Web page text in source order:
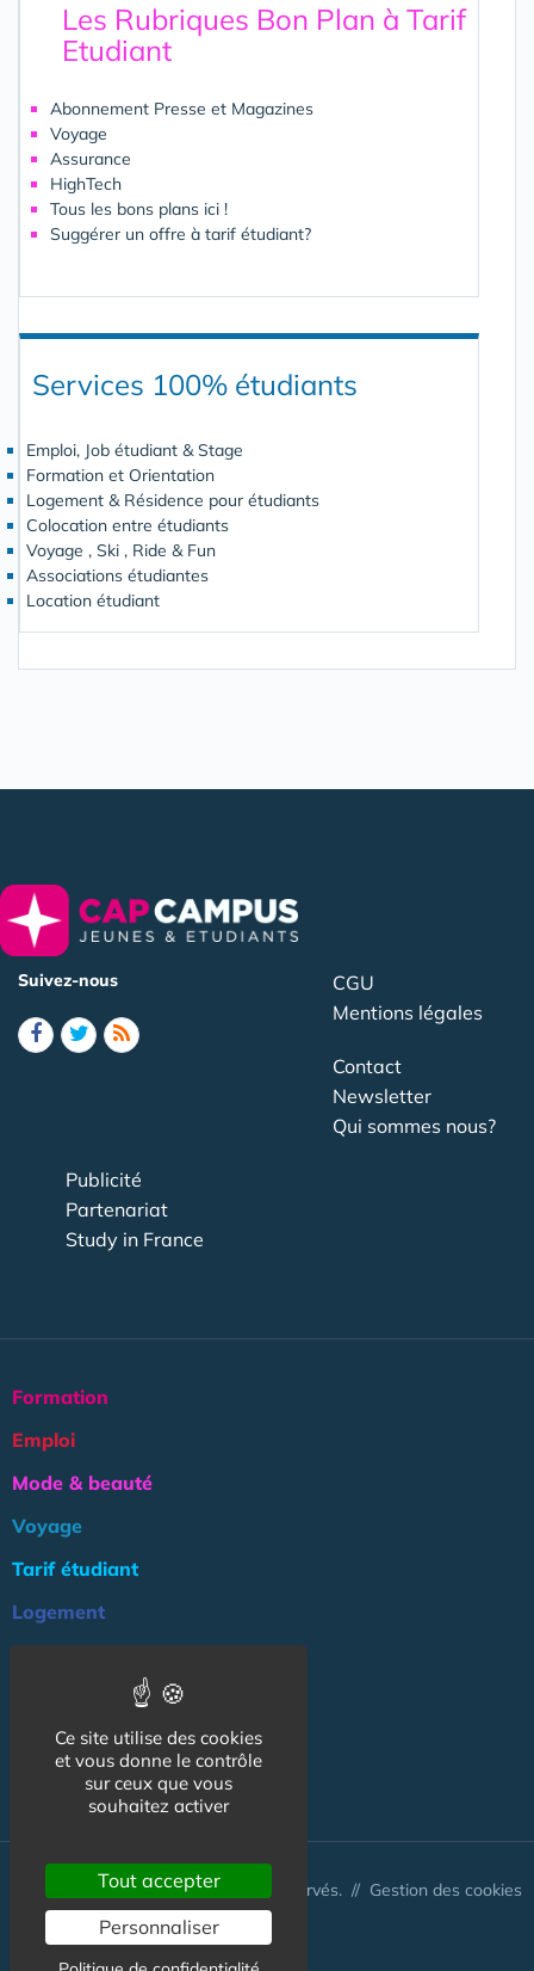
Les Rubriques Bon Plan à Tarif
Etudiant
Abonnement Presse et Magazines
Voyage
Assurance
HighTech
Tous les bons plans ici !
Suggérer un offre à tarif étudiant?
Services 100% étudiants
Emploi, Job étudiant & Stage
Formation et Orientation
Logement & Résidence pour étudiants
Colocation entre étudiants
Voyage , Ski , Ride & Fun
Associations étudiantes
Location étudiant
Suivez-nous
CGU
Mentions légales
Contact
Newsletter
Qui sommes nous?
Publicité
Partenariat
Study in France
Formation
Emploi
Mode & beauté
Voyage
Tarif étudiant
Logement
Association
NOS AUTRES SITES :
© CapCampus 2026 - Tous droits réservés. // Gestion des cookies
Ce site utilise des cookies
et vous donne le contrôle
sur ceux que vous
souhaitez activer
Tout accepter
Personnaliser